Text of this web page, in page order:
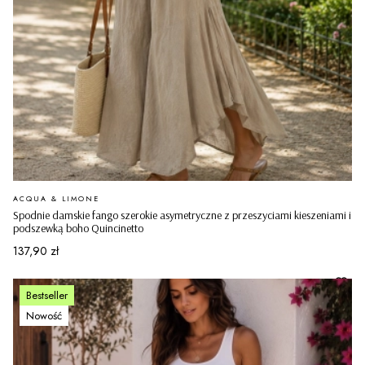
Spodnie damskie fango szerokie asymetryczne z przeszyciami kieszeniami i
podszewką boho Quincinetto
PRODUCENT
ACQUA & LIMONE
Cena
137,90 zł
Bestseller
Nowość